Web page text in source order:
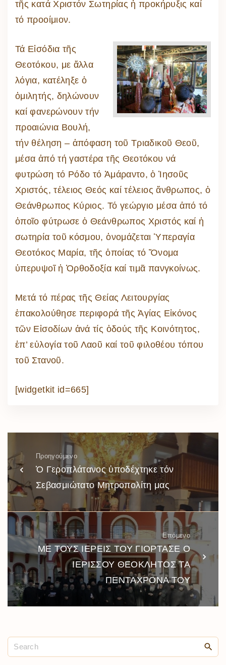
τῆς κατά Χριστόν Σωτηρίας ἡ προκήρυξις καί
τό προοίμιον.
Τά Εἰσόδια τῆς
Θεοτόκου, με ἄλλα
λόγια, κατέληξε ὁ
ὁμιλητής, δηλώνουν
καί φανερώνουν τήν
προαιώνια Βουλή,
τήν θέληση – ἀπόφαση τοῦ Τριαδικοῦ Θεοῦ,
μέσα ἀπό τή γαστέρα τῆς Θεοτόκου νά
φυτρώση τό Ρόδο τό Ἀμάραντο, ὁ Ἰησοῦς
Χριστός, τέλειος Θεός καί τέλειος ἄνθρωπος, ὁ
Θεάνθρωπος Κύριος. Τό γεώργιο μέσα ἀπό τό
ὁποῖο φύτρωσε ὁ Θεάνθρωπος Χριστός καί ἡ
σωτηρία τοῦ κόσμου, ὁνομάζεται Ὑπεραγία
Θεοτόκος Μαρία, τῆς ὁποίας τό Ὄνομα
ὑπερυψοῖ ἡ Ὀρθοδοξία καί τιμᾶ πανγκοίνως.
Μετά τό πέρας τῆς Θείας Λειτουργίας
ἐπακολούθησε περιφορά τῆς Ἁγίας Εἰκόνος
τῶν Εἰσοδίων ἀνά τίς ὁδούς τῆς Κοινότητος,
ἐπ’ εὐλογία τοῦ Λαοῦ καί τοῦ φιλοθέου τόπου
τοῦ Στανοῦ.
[widgetkit id=665]
Προηγούμενο
Ὁ Γεροπλάτανος ὑποδέχτηκε τόν
Σεβασμιώτατο Μητροπολίτη μας
Επόμενο
ΜΕ ΤΟΥΣ ΙΕΡΕΙΣ ΤΟΥ ΓΙΟΡΤΑΣΕ Ο
ΙΕΡΙΣΣΟΥ ΘΕΟΚΛΗΤΟΣ ΤΑ
ΠΕΝΤΑΧΡΟΝΑ ΤΟΥ